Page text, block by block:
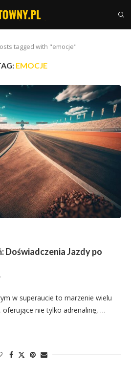
tagged with "emocje"
EMOCJE
Doświadczenia Jazdy po
w superaucie to marzenie wielu
nie tylko adrenalinę, …